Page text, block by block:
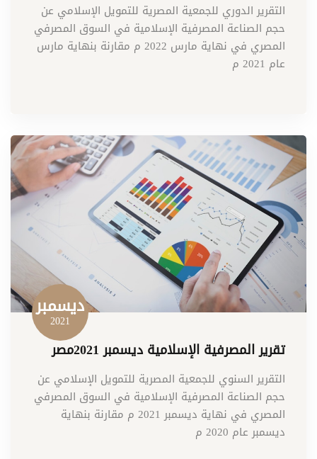
التقرير الدوري للجمعية المصرية للتمويل الإسلامي عن
حجم الصناعة المصرفية الإسلامية في السوق المصرفي
المصري في نهاية مارس 2022 م مقارنة بنهاية مارس
عام 2021 م
ديسمبر
2021
تقرير المصرفية الإسلامية ديسمبر 2021مصر
التقرير السنوي للجمعية المصرية للتمويل الإسلامي عن
حجم الصناعة المصرفية الإسلامية في السوق المصرفي
المصري في نهاية ديسمبر 2021 م مقارنة بنهاية
ديسمبر عام 2020 م